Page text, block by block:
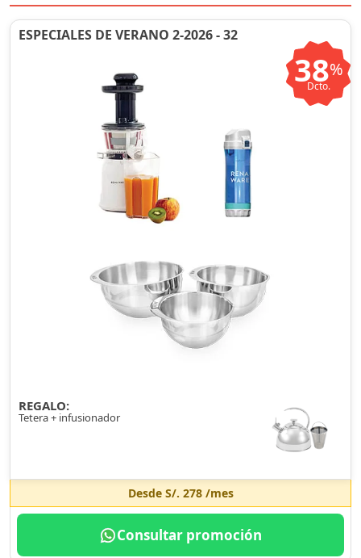
ESPECIALES DE VERANO 2-2026 - 32
38%
Dcto.
REGALO:
Tetera + infusionador
Desde S/. 278/mes
Consultar promoción